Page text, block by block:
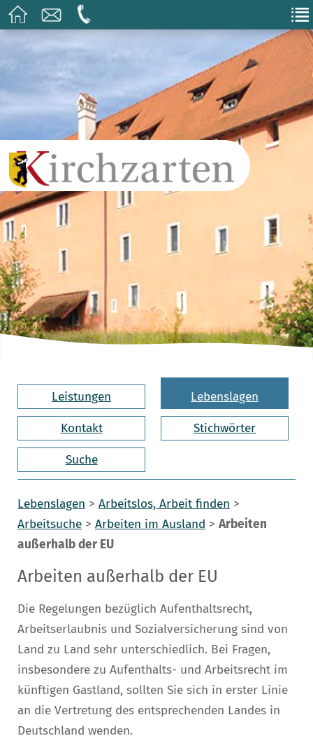
Leistungen Lebenslagen
Kontakt Stichwörter
Suche
Lebenslagen > Arbeitslos, Arbeit finden >
Arbeitsuche > Arbeiten im Ausland > Arbeiten
außerhalb der EU
Arbeiten außerhalb der EU
Die Regelungen bezüglich Aufenthaltsrecht,
Arbeitserlaubnis und Sozialversicherung sind von
Land zu Land sehr unterschiedlich. Bei Fragen,
insbesondere zu Aufenthalts- und Arbeitsrecht im
künftigen Gastland, sollten Sie sich in erster Linie
an die Vertretung des entsprechenden Landes in
Deutschland wenden.